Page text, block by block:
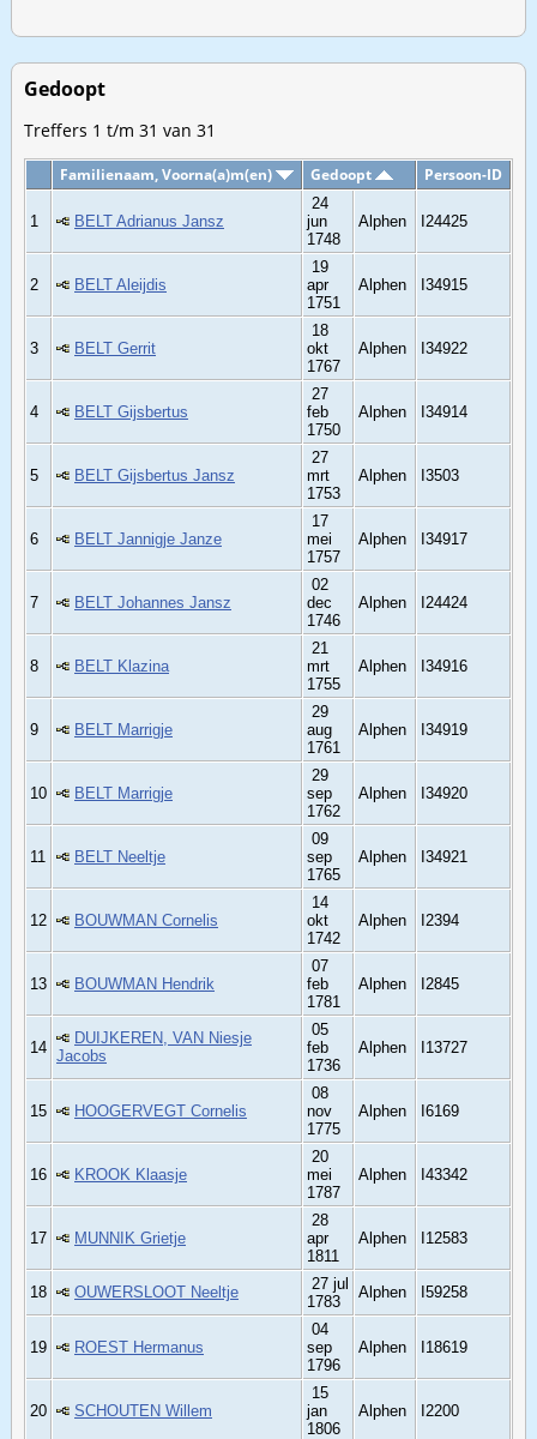
Gedoopt
Treffers 1 t/m 31 van 31
Familienaam, Voorna(a)m(en) Gedoopt Persoon-ID
1 BELT Adrianus Jansz
24
jun
1748
Alphen I24425
2 BELT Aleijdis
19
apr
1751
Alphen I34915
3 BELT Gerrit
18
okt
1767
Alphen I34922
4 BELT Gijsbertus
27
feb
1750
Alphen I34914
5 BELT Gijsbertus Jansz
27
mrt
1753
Alphen I3503
6 BELT Jannigje Janze
17
mei
1757
Alphen I34917
7 BELT Johannes Jansz
02
dec
1746
Alphen I24424
8 BELT Klazina
21
mrt
1755
Alphen I34916
9 BELT Marrigje
29
aug
1761
Alphen I34919
10 BELT Marrigje
29
sep
1762
Alphen I34920
11 BELT Neeltje
09
sep
1765
Alphen I34921
12 BOUWMAN Cornelis
14
okt
1742
Alphen I2394
13 BOUWMAN Hendrik
07
feb
1781
Alphen I2845
14
DUIJKEREN, VAN Niesje
Jacobs
05
feb
1736
Alphen I13727
15 HOOGERVEGT Cornelis
08
nov
1775
Alphen I6169
16 KROOK Klaasje
20
mei
1787
Alphen I43342
17 MUNNIK Grietje
28
apr
1811
Alphen I12583
18 OUWERSLOOT Neeltje
27 jul
1783
Alphen I59258
19 ROEST Hermanus
04
sep
1796
Alphen I18619
20 SCHOUTEN Willem
15
jan
1806
Alphen I2200